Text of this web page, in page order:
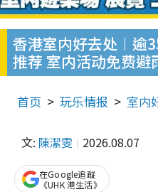
香港室内好去处︱逾
推荐 室内活动免费避
首页 玩乐情报 室内
文: 陳潔雯 2026.08.07
在Google追蹤
《UHK 港生活》